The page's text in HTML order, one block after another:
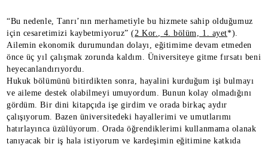
“Bu nedenle, Tanrı’nın merhametiyle bu hizmete sahip olduğumuz
için cesaretimizi kaybetmiyoruz”(2 Kor., 4. bölüm, 1. ayet*).
Ailemin ekonomik durumundan dolayı, eğitimime devam etmeden
önce üç yıl çalışmak zorunda kaldım. Üniversiteye gitme fırsatı beni
heyecanlandırıyordu.
Hukuk bölümünü bitirdikten sonra, hayalini kurduğum işi bulmayı
ve aileme destek olabilmeyi umuyordum. Bunun kolay olmadığını
gördüm. Bir dini kitapçıda işe girdim ve orada birkaç aydır
çalışıyorum. Bazen üniversitedeki hayallerimi ve umutlarımı
hatırlayınca üzülüyorum. Orada öğrendiklerimi kullanmama olanak
tanıyacak bir iş hala istiyorum ve kardeşimin eğitimine katkıda